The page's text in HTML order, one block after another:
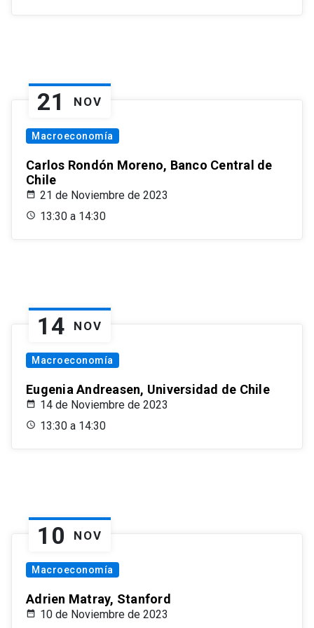
21 NOV
Macroeconomía
Carlos Rondón Moreno, Banco Central de
Chile
21 de Noviembre de 2023
13:30 a 14:30
14 NOV
Macroeconomía
Eugenia Andreasen, Universidad de Chile
14 de Noviembre de 2023
13:30 a 14:30
10 NOV
Macroeconomía
Adrien Matray, Stanford
10 de Noviembre de 2023